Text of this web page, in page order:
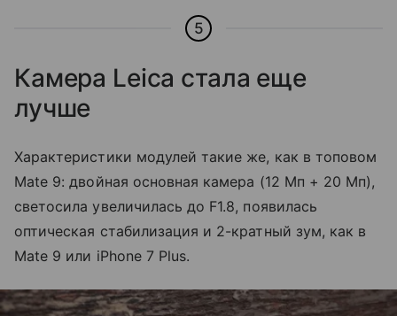
5
Камера Leica стала еще
лучше
Характеристики модулей такие же, как в топовом
Mate 9: двойная основная камера (12 Мп + 20 Мп),
светосила увеличилась до F1.8, появилась
оптическая стабилизация и 2-кратный зум, как в
Mate 9 или iPhone 7 Plus.